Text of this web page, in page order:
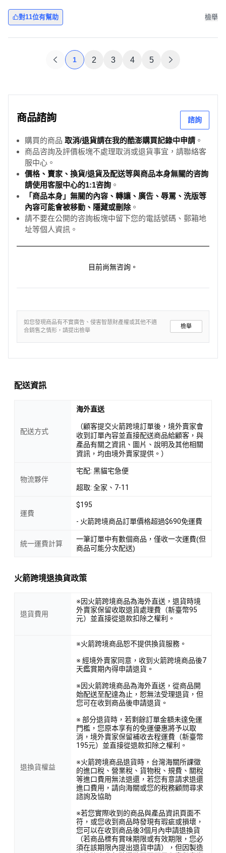
對11位有幫助 檢舉
1 2 3 4 5
商品諮詢 諮詢
購買的商品 取消/退貨請在我的酷澎購買記錄中申請 。
商品咨詢及評價板塊不處理取消或退貨事宜，請聯絡客
服中心。
價格、賣家、換貨/退貨及配送等與商品本身無關的咨詢
請使用客服中心的1:1咨詢 。
「商品本身」無關的內容、轉讓、廣告、辱罵、洗版等
內容可能會被移動、隱藏或刪除。
請不要在公開的咨詢板塊中留下您的電話號碼、郵箱地
址等個人資訊。
目前尚無咨詢。
如您發現商品有不實廣告、侵害智慧財產權或其他不適
合銷售之情形，請提出檢舉
檢舉
配送資訊
配送方式
海外直送
（顧客提交火箭跨境訂單後，境外賣家會
收到訂單內容並直接配送商品給顧客，與
產品有關之資訊、圖片、說明及其他相關
資訊，均由境外賣家提供。）
物流夥伴
宅配: 黑貓宅急便
超取: 全家、7-11
運費
$195
- 火箭跨境商品訂單價格超過$690免運費
統一運費計算
一筆訂單中有數個商品，僅收一次運費(但
商品可能分次配送)
火箭跨境退換貨政策
退貨費用
※因火箭跨境商品為海外直送，退貨時境
外賣家保留收取退貨處理費（新臺幣95
元）並直接從退款扣除之權利。
退換貨權益
※火箭跨境商品恕不提供換貨服務。
※ 經境外賣家同意，收到火箭跨境商品後7
天鑑賞期內得申請退貨。
※因火箭跨境商品為海外直送，從商品開
始配送至配達為止，恕無法受理退貨，但
您可在收到商品後申請退貨。
※ 部分退貨時，若剩餘訂單金額未達免運
門檻，您原本享有的免運優惠將予以取
消，境外賣家保留補收去程運費（新臺幣
195元）並直接從退款扣除之權利。
※火箭跨境商品退貨時，台灣海關所課徵
的進口稅、營業稅、貨物稅、規費、關稅
等進口費用無法退還，若您有意請求退還
進口費用，請向海關或您的稅務顧問尋求
諮詢及協助
※若您實際收到的商品與產品資訊頁面不
符，或您收到商品時發現有瑕疵或損壞，
您可以在收到商品後3個月內申請退換貨
（若商品標有賞味期限或有效期限，您必
須在該期限內提出退貨申請），但因製造